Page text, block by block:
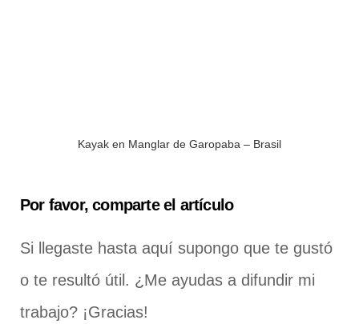
Kayak en Manglar de Garopaba – Brasil
Por favor, comparte el artículo
Si llegaste hasta aquí supongo que te gustó
o te resultó útil. ¿Me ayudas a difundir mi
trabajo? ¡Gracias!